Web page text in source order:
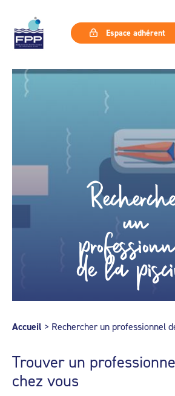
Espace adhérent
un
de la
Accueil > Rechercher un professionnel
Trouver un
chez vous